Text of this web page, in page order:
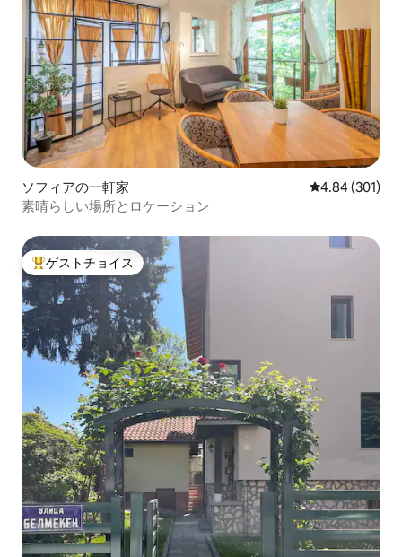
ソフィアの一軒家 レビュー301
4.84 (301)
素晴らしい場所とロケーション
大好評のゲストチョイスです。
ゲストチョイス